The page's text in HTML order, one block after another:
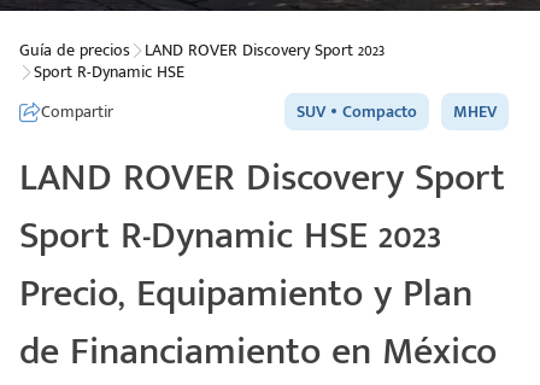
Guía de precios LAND ROVER Discovery Sport 2023
Sport R-Dynamic HSE
Compartir
SUV Compacto MHEV
LAND ROVER Discovery Sport
Sport R-Dynamic HSE 2023
Precio, Equipamiento y Plan
de Financiamiento en México